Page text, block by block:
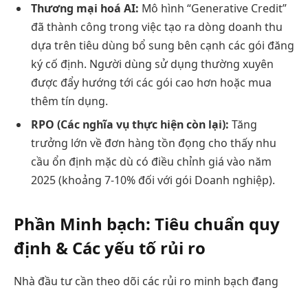
Thương mại hoá AI: Mô hình “Generative Credit”
đã thành công trong việc tạo ra dòng doanh thu
dựa trên tiêu dùng bổ sung bên cạnh các gói đăng
ký cố định. Người dùng sử dụng thường xuyên
được đẩy hướng tới các gói cao hơn hoặc mua
thêm tín dụng.
RPO (Các nghĩa vụ thực hiện còn lại): Tăng
trưởng lớn về đơn hàng tồn đọng cho thấy nhu
cầu ổn định mặc dù có điều chỉnh giá vào năm
2025 (khoảng 7-10% đối với gói Doanh nghiệp).
Phần Minh bạch: Tiêu chuẩn quy
định & Các yếu tố rủi ro
Nhà đầu tư cần theo dõi các rủi ro minh bạch đang